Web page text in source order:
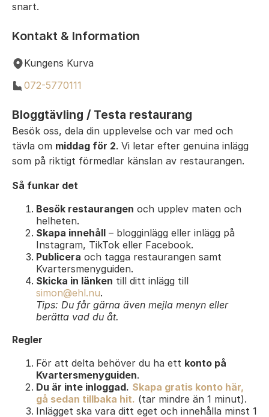
snart.
Kontakt & Information
Kungens Kurva
072-5770111
Bloggtävling / Testa restaurang
Besök oss, dela din upplevelse och var med och
tävla om middag för 2. Vi letar efter genuina inlägg
som på riktigt förmedlar känslan av restaurangen.
Så funkar det
Besök restaurangen och upplev maten och
helheten.
Skapa innehåll – blogginlägg eller inlägg på
Instagram, TikTok eller Facebook.
Publicera och tagga restaurangen samt
Kvartersmenyguiden.
Skicka in länken till ditt inlägg till
simon@ehl.nu.
Tips: Du får gärna även mejla menyn eller
berätta vad du åt.
Regler
För att delta behöver du ha ett konto på
Kvartersmenyguiden.
Du är inte inloggad. Skapa gratis konto här,
gå sedan tillbaka hit. (tar mindre än 1 minut).
Inlägget ska vara ditt eget och innehålla minst 1